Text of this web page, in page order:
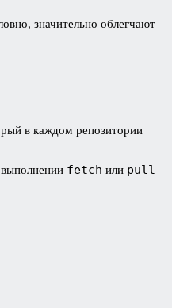
значительно облегчают
в каждом репозитории
fetch или pull